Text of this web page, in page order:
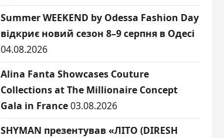
Summer WEEKEND by Odessa Fashion Day
відкриє новий сезон 8–9 серпня в Одесі
04.08.2026
Alina Fanta Showcases Couture
Collections at The Millionaire Concept
Gala in France03.08.2026
SHYMAN презентував «ЛІТО (DIRESH